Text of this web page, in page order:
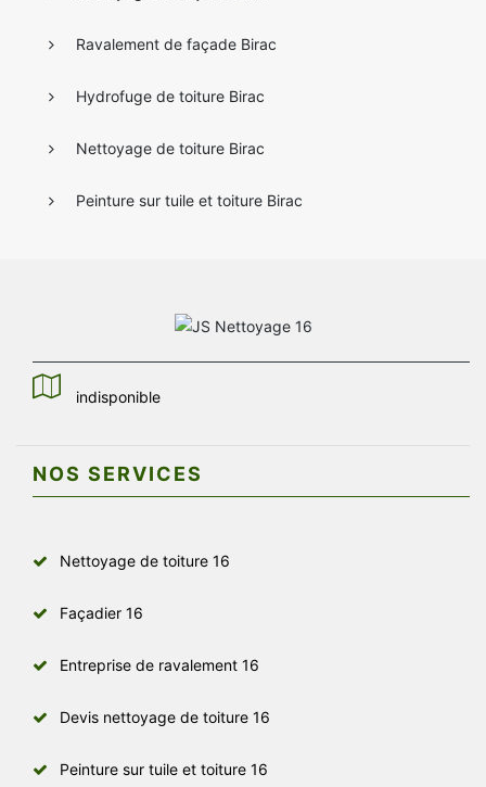
Ravalement de façade Birac
Hydrofuge de toiture Birac
Nettoyage de toiture Birac
Peinture sur tuile et toiture Birac
indisponible
NOS SERVICES
Nettoyage de toiture 16
Façadier 16
Entreprise de ravalement 16
Devis nettoyage de toiture 16
Peinture sur tuile et toiture 16